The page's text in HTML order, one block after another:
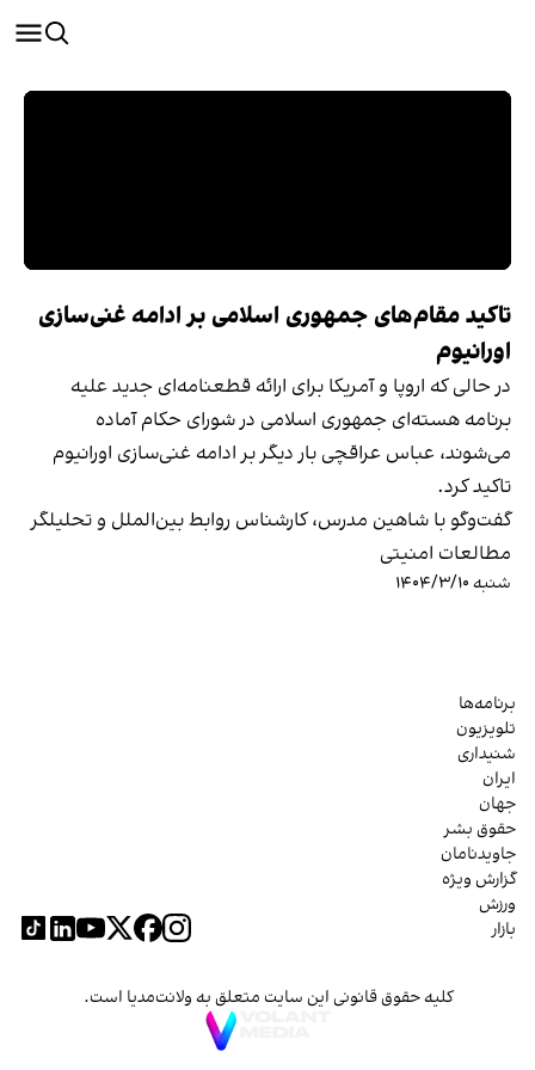
تاکید مقام‌های جمهوری اسلامی بر ادامه غنی‌سازی
اورانیوم
در حالی که اروپا و آمریکا برای ارائه قطعنامه‌ای جدید علیه
برنامه هسته‌ای جمهوری اسلامی در شورای حکام آماده
می‌شوند، عباس عراقچی بار دیگر بر ادامه غنی‌سازی اورانیوم
تاکید کرد.
گفت‌وگو با شاهین مدرس، کارشناس روابط بین‌الملل و تحلیلگر
مطالعات امنیتی
شنبه ۱۴۰۴/۳/۱۰
برنامه‌ها
تلویزیون
شنیداری
ایران
جهان
حقوق بشر
جاویدنامان
گزارش ویژه
ورزش
بازار
کلیه حقوق قانونی این سایت متعلق به ولانت‌مدیا است.